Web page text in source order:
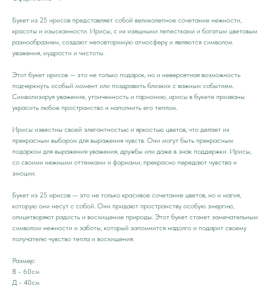
Букет из 25 ирисов представляет собой великолепное сочетание нежности,
красоты и изысканности. Ирисы, с их изящными лепестками и богатым цветовым
разнообразием, создают неповторимую атмосферу и являются символом
уважения, мудрости и чистоты.
Этот букет ирисов — это не только подарок, но и невероятная возможность
подчеркнуть особый момент или поздравить близких с важным событием.
Символизируя уважение, утонченность и гармонию, ирисы в букете призваны
украсить любое пространство и наполнить его теплом.
Ирисы известны своей элегантностью и яркостью цветов, что делает их
прекрасным выбором для выражения чувств. Они могут быть прекрасным
подарком для выражения уважения, дружбы или даже в знак поддержки. Ирисы,
со своими нежными оттенками и формами, прекрасно передают чувства и
эмоции.
Букет из 25 ирисов — это не только красивое сочетание цветов, но и магия,
которую они несут с собой. Они придают пространству особую энергию,
олицетворяют радость и восхищение природы. Этот букет станет замечательным
символом нежности и заботы, который запомнится надолго и подарит своему
получателю чувство тепла и восхищения.
Размер:
В - 60см
Д - 40см